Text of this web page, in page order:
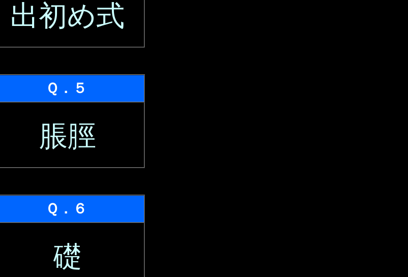
出初め式
Ｑ．５
脹脛
Ｑ．６
礎